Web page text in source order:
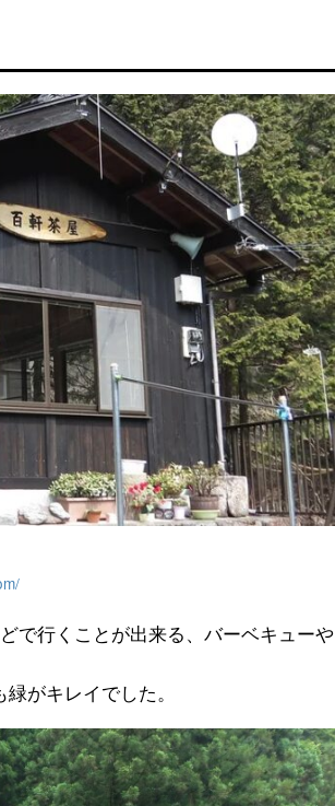
で行くことが出来る、バーベキューや
がキレイでした。